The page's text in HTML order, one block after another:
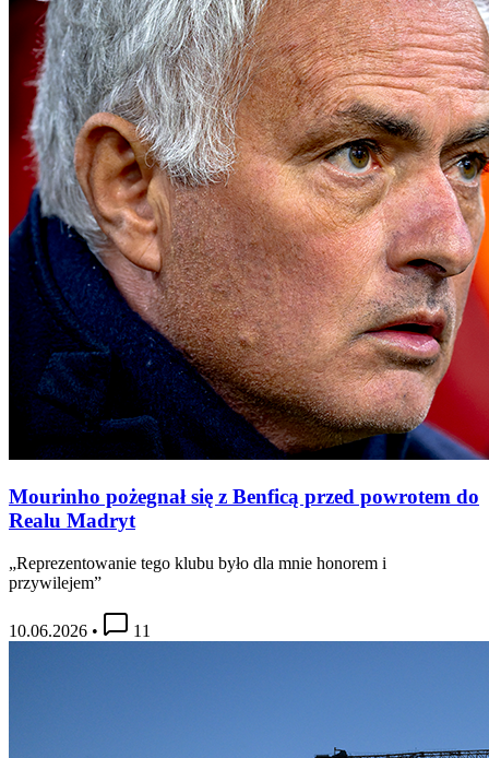
Mourinho pożegnał się z Benficą przed powrotem do
Realu Madryt
„Reprezentowanie tego klubu było dla mnie honorem i
przywilejem”
10.06.2026 • 11